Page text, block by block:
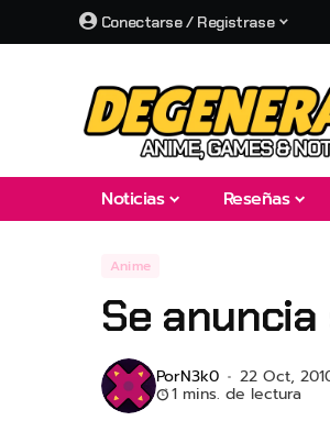
Conectarse / Registrase
Noticias Reseñas
Anime
Se
PorN3k0 22 Oct,
1 mins. de lectura